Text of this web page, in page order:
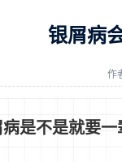
银屑病
作
是不是就要一